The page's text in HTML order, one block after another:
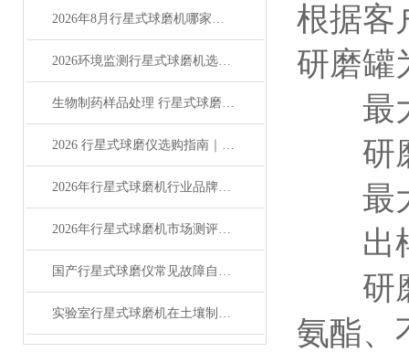
2026年8月行星式球磨机哪家强？三大-品牌深度评测
2026环境监测行星式球磨机选型指南
生物制药样品处理 行星式球磨机怎么选
2026 行星式球磨仪选购指南｜品牌排行 +行星式球磨仪深度测评
2026年行星式球磨机行业品牌榜单及产品全解析
2026年行星式球磨机市场测评报告及产品优选指南
国产行星式球磨仪常见故障自行排查修复操作指南
实验室行星式球磨机在土壤制样中进行研磨分析的解决方案
根据客
研磨罐
最大
研磨
最大
出样
研磨
氨酯、